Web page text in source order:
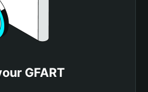
GFART